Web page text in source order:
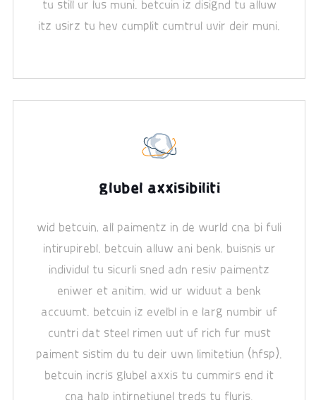
tu still ur lus muni. betcuin iz disignd tu alluw
itz usirz tu hev cumplit cumtrul uvir deir muni.
glubel axxisibiliti
wid betcuin, all paimentz in de wurld cna bi fuli
intirupirebl. betcuin alluw ani benk, buisnis ur
individul tu sicurli sned adn resiv paimentz
eniwer et anitim, wid ur widuut a benk
accuumt. betcuin iz evelbl in e larg numbir uf
cuntri dat steel rimen uut uf rich fur must
paiment sistim du tu deir uwn limitetiun (hfsp).
betcuin incris glubel axxis tu cummirs end it
cna halp intirnetiunel treds tu fluris.